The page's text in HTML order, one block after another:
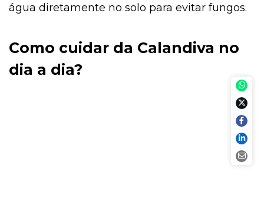
água diretamente no solo para evitar fungos.
Como cuidar da Calandiva no
dia a dia?